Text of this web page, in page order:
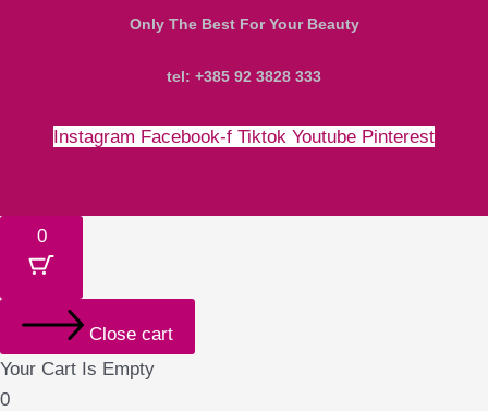
Only The Best For Your Beauty
tel: +385 92 3828 333
Instagram Facebook-f Tiktok Youtube Pinterest
0
Close cart
Your Cart Is Empty
0